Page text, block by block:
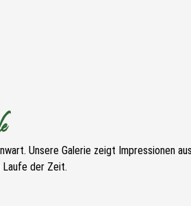
Unsere Galerie zeigt Impressionen
Laufe der Zeit.